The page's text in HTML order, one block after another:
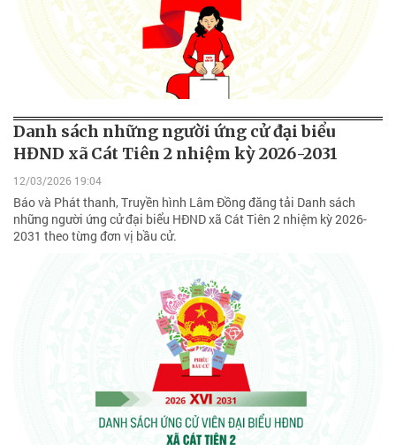
Danh sách những người ứng cử đại biểu
HĐND xã Cát Tiên 2 nhiệm kỳ 2026-2031
12/03/2026 19:04
Báo và Phát thanh, Truyền hình Lâm Đồng đăng tải Danh sách
những người ứng cử đại biểu HĐND xã Cát Tiên 2 nhiệm kỳ 2026-
2031 theo từng đơn vị bầu cử.